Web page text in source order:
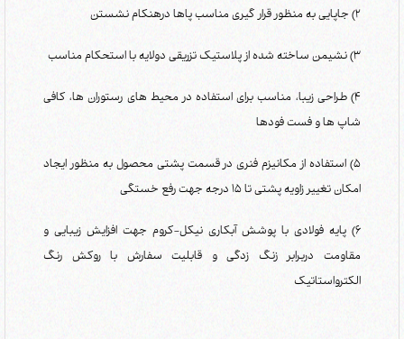
2) جاپایی به منظور قرار گیری مناسب پاها درهنکام نشستن
3) نشیمن ساخته شده از پلاستیک تزریقی دولایه با استحکام مناسب
4) طراحی زیبا، مناسب برای استفاده در محیط های رستوران ها، کافی
شاپ ها و فست فودها
5) استفاده از مکانیزم فنری در قسمت پشتی محصول به منظور ایجاد
امکان تغییر زاویه پشتی تا 15 درجه جهت رفع خستگی
6) پایه فولادی با پوشش آبکاری نیکل-کروم جهت افزایش زیبایی و
مقاومت دربرابر زنگ زدگی و قابلیت سفارش با روکش رنگ
الکترواستاتیک